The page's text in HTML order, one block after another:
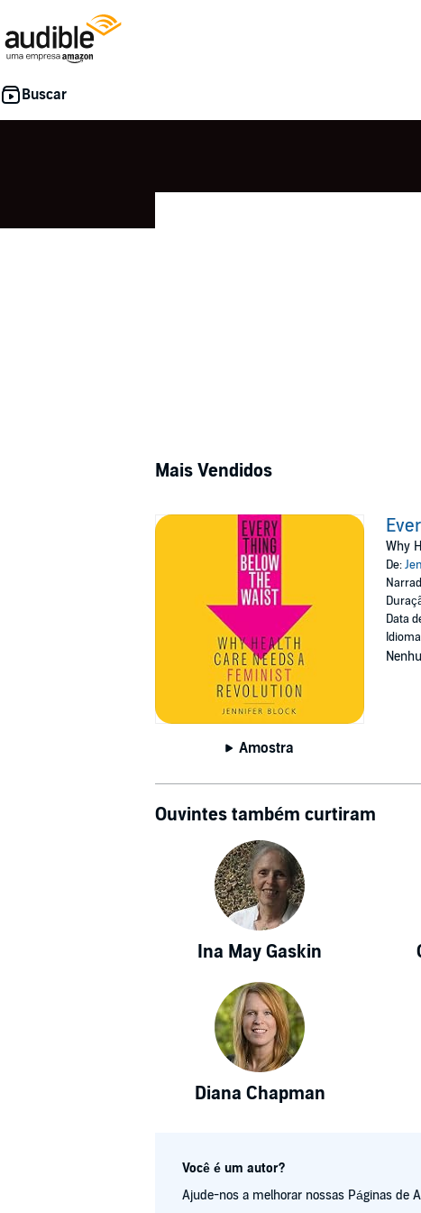
Mais Vendidos
Amostra
Why
De:
Data
Ouvintes também curtiram
Ina May Gaskin
Diana Chapman
Você é um autor?
Ajude-nos a melhorar nossas Páginas de